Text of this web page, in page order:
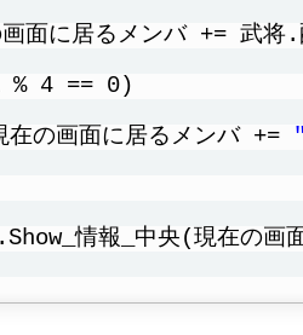
画面に居るメンバ += 武
4 == 0)
在の画面に居るメンバ +=
情報_中央(現在の画